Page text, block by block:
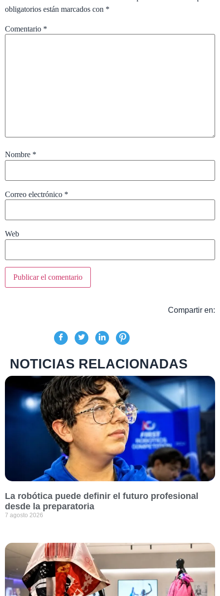
obligatorios están marcados con *
Comentario *
Nombre *
Correo electrónico *
Web
Compartir en:
NOTICIAS RELACIONADAS
La robótica puede definir el futuro profesional
desde la preparatoria
7 agosto 2026